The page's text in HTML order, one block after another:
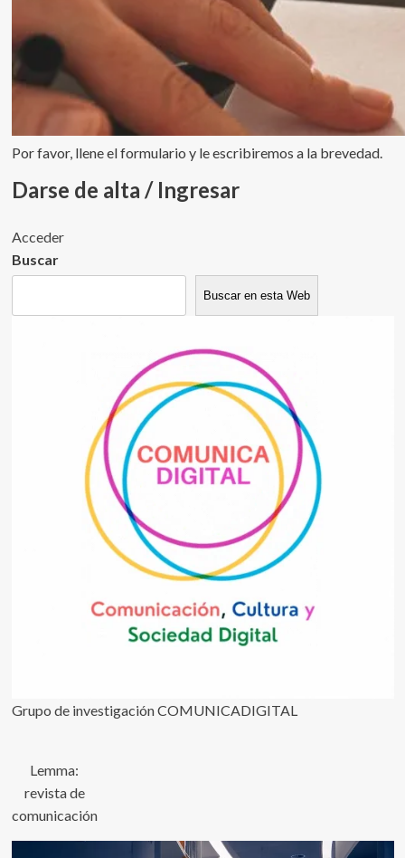
Por favor, llene el formulario y le escribiremos a la brevedad.
Darse de alta / Ingresar
Acceder
Buscar
Buscar en esta Web
Grupo de investigación COMUNICADIGITAL
Lemma:
revista de
comunicación